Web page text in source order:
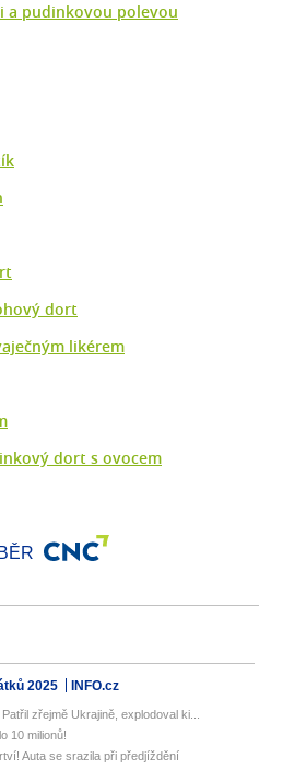
a pudinkovou polevou
dort
likérem
dort s ovocem
2025 INFO.cz
zřejmě Ukrajině, explodoval ki...
10 milionů!
Auta se srazila při předjíždění